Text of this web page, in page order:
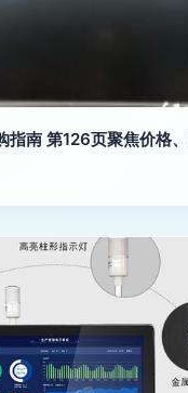
指南 第126页聚焦价格